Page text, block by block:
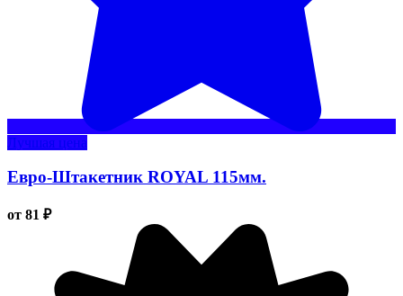
Лучшая цена
Евро-Штакетник ROYAL 115мм.
от 81 ₽